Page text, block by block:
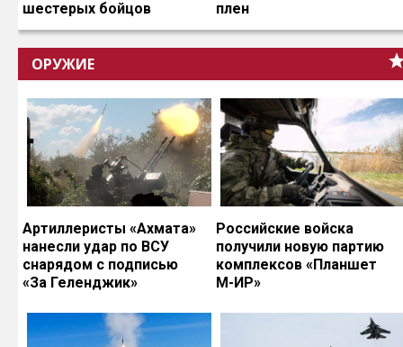
шестерых бойцов
плен
ОРУЖИЕ
Артиллеристы «Ахмата»
нанесли удар по ВСУ
снарядом с подписью
«За Геленджик»
Российские войска
получили новую партию
комплексов «Планшет
М-ИР»